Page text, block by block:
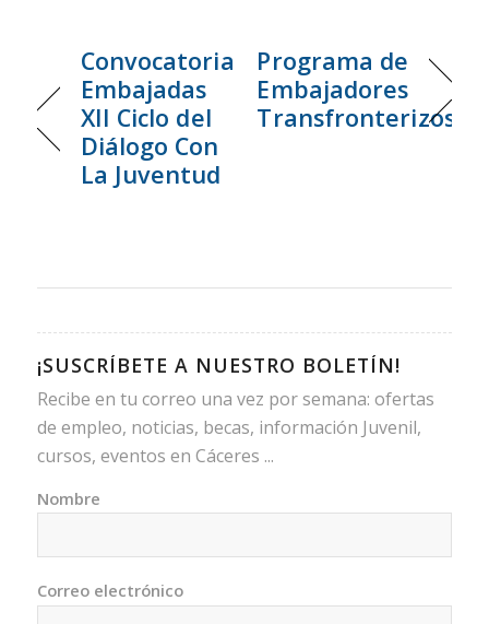
Convocatoria
Embajadas
XII Ciclo del
Diálogo Con
La Juventud
Programa de
Embajadores
Transfronterizos
¡SUSCRÍBETE A NUESTRO BOLETÍN!
Recibe en tu correo una vez por semana: ofertas
de empleo, noticias, becas, información Juvenil,
cursos, eventos en Cáceres ...
Nombre
Correo electrónico